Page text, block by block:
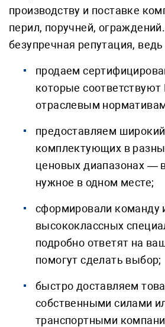
производству и поставке
перил, поручней,
безупречная репутация,
продаем
которые соответствуют
отраслевым
предоставляем
комплектующих в
ценовых диапазонах —
нужное в одном месте;
сформировали команду
высококлассных
подробно ответят на
помогут сделать выбор;
быстро доставляем
собственными силами
транспортными